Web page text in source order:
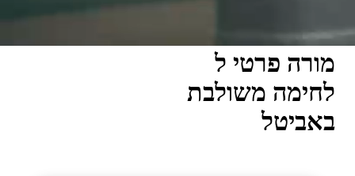
מורה פרטי ל
לחימה משולבת
באביטל